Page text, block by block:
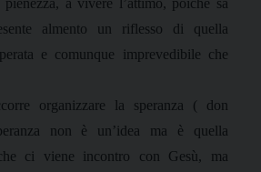
a vivere l’attimo, poiché sa
almento un riflesso di quella
e comunque imprevedibile che
organizzare la speranza ( don
non è un’idea ma è quella
ci viene incontro con Gesù, ma